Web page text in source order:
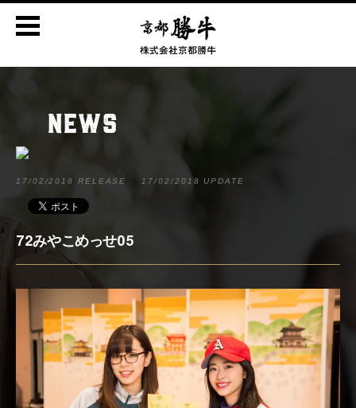
NEWS
17/02/2018 RELEASE 17/02/2018 UPDATE
72みやこめっせ05